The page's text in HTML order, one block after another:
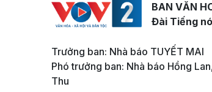
BAN VĂN
Đài Tiếng
Trưởng ban: Nhà báo TUYẾT MAI
Phó trưởng ban: Nhà báo Hồng
Thu